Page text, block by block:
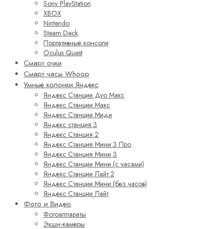
Sony PlayStation
XBOX
Nintendo
Steam Deck
Портативные консоли
Oculus Quest
Смарт очки
Смарт часы Whoop
Умные колонки Яндекс
Яндекс Станции Дуо Макс
Яндекс Станции Макс
Яндекс Станции Миди
Яндекс станция 3
Яндекс Станция 2
Яндекс Станция Мини 3 Про
Яндекс Станция Мини 3
Яндекс Станции Мини (с часами)
Яндекс Станции Лайт 2
Яндекс Станции Мини (без часов)
Яндекс Станции Лайт
Фото и Видео
Фотоаппараты
Экшн-камеры